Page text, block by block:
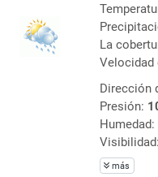
La
Velocidad
Dirección
Presión:
Humedad:
Visibilidad:
más